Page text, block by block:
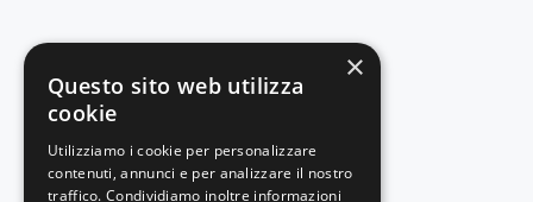
×
Questo sito web utilizza
cookie
Utilizziamo i cookie per personalizzare
contenuti, annunci e per analizzare il nostro
traffico. Condividiamo inoltre informazioni